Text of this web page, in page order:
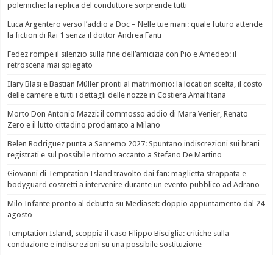
polemiche: la replica del conduttore sorprende tutti
Luca Argentero verso l’addio a Doc – Nelle tue mani: quale futuro attende
la fiction di Rai 1 senza il dottor Andrea Fanti
Fedez rompe il silenzio sulla fine dell’amicizia con Pio e Amedeo: il
retroscena mai spiegato
Ilary Blasi e Bastian Müller pronti al matrimonio: la location scelta, il costo
delle camere e tutti i dettagli delle nozze in Costiera Amalfitana
Morto Don Antonio Mazzi: il commosso addio di Mara Venier, Renato
Zero e il lutto cittadino proclamato a Milano
Belen Rodriguez punta a Sanremo 2027: Spuntano indiscrezioni sui brani
registrati e sul possibile ritorno accanto a Stefano De Martino
Giovanni di Temptation Island travolto dai fan: maglietta strappata e
bodyguard costretti a intervenire durante un evento pubblico ad Adrano
Milo Infante pronto al debutto su Mediaset: doppio appuntamento dal 24
agosto
Temptation Island, scoppia il caso Filippo Bisciglia: critiche sulla
conduzione e indiscrezioni su una possibile sostituzione